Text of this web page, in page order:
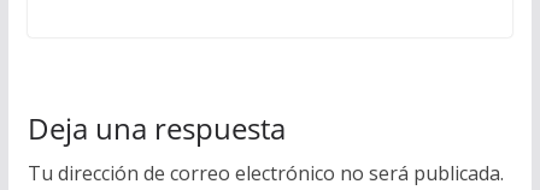
Deja una respuesta
Tu dirección de correo electrónico no será publicada.